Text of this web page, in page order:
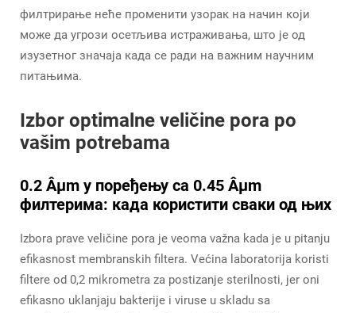
филтрирање неће променити узорак на начин који
може да угрози осетљива истраживања, што је од
изузетног значаја када се ради на важним научним
питањима.
Izbor optimalne veličine pora po
vašim potrebama
0.2 Âµm у поређењу са 0.45 Âµm
филтерима: када користити сваки од њих
Izbora prave veličine pora je veoma važna kada je u pitanju
efikasnost membranskih filtera. Većina laboratorija koristi
filtere od 0,2 mikrometra za postizanje sterilnosti, jer oni
efikasno uklanjaju bakterije i viruse u skladu sa